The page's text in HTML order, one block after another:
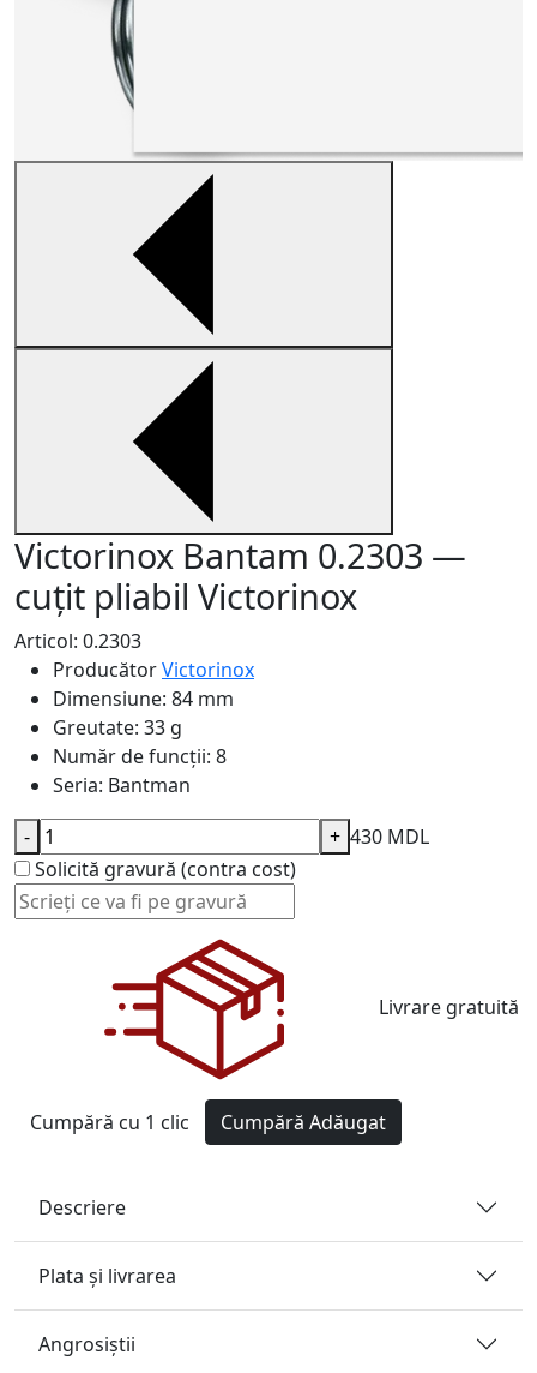
Victorinox Bantam 0.2303 —
cuțit pliabil Victorinox
Articol: 0.2303
ProducătorVictorinox
Dimensiune: 84 mm
Greutate: 33 g
Număr de funcții: 8
Seria: Bantman
430 MDL
Solicită gravură (contra cost)
- +
Livrare gratuită
Cumpără cu 1 clic Cumpără Adăugat
Descriere
Plata și livrarea
Angrosiştii